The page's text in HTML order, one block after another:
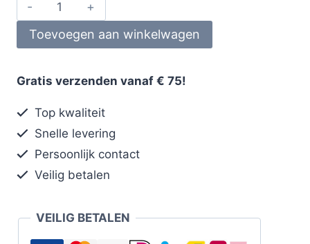
Toevoegen aan winkelwagen
Gratis verzenden vanaf € 75!
Top kwaliteit
Snelle levering
Persoonlijk contact
Veilig betalen
VEILIG BETALEN